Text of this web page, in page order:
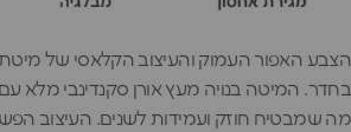
הצבע האפור העמוק והעיצוב הקלאסי של מיטת
בחדר. המיטה בנויה מעץ אורן סקנדינבי מלא עם
מה שמבטיח חוזק ועמידות לשנים. העיצוב